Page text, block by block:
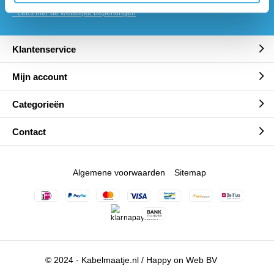
* Lees hier de wettelijke beperkingen
Klantenservice
Mijn account
Categorieën
Contact
© 2024 - Kabelmaatje.nl / Happy on Web BV
Algemene voorwaarden Sitemap